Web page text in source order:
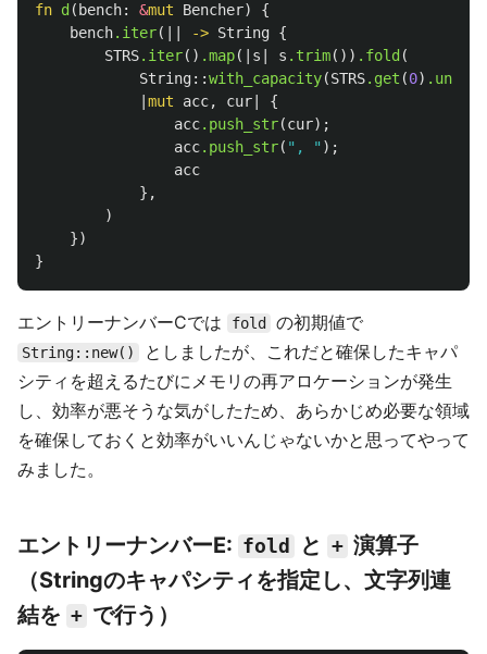
fn d ( bench: &mut Bencher)
{
bench.iter(|| -> String {
STRS.iter() .map(| s s .trim()) .fold (
String::with_capacity(STRS.get (0) .unwrap
mut acc, cur
{
acc.push_str(cur);
acc.push_str( ", " );
acc
},
)
})
}
エントリーナンバーCでは fold の初期値で
String::new()
としましたが、これだと確保したキャパ
シティを超えるたびにメモリの再アロケーションが発生
し、効率が悪そうな気がしたため、あらかじめ必要な領域
を確保しておくと効率がいいんじゃないかと思ってやって
みました。
エントリーナンバーE: fold と + 演算子
（Stringのキャパシティを指定し、文字列連
結を + で行う）